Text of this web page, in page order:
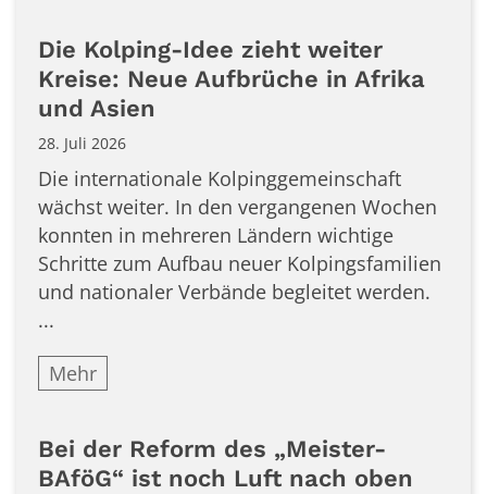
Die Kolping-Idee zieht weiter
Kreise: Neue Aufbrüche in Afrika
und Asien
28. Juli 2026
Die internationale Kolpinggemeinschaft
wächst weiter. In den vergangenen Wochen
konnten in mehreren Ländern wichtige
Schritte zum Aufbau neuer Kolpingsfamilien
und nationaler Verbände begleitet werden.
...
Mehr
Bei der Reform des „Meister-
BAföG“ ist noch Luft nach oben